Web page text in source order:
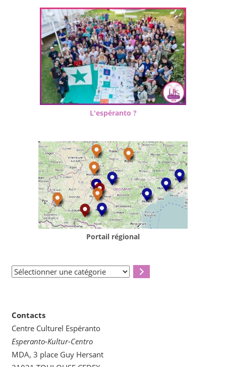
L'espéranto ?
Portail régional
Sélectionner
Contacts
Centre Culturel Espéranto
Esperanto-Kultur-Centro
MDA, 3 place Guy Hersant